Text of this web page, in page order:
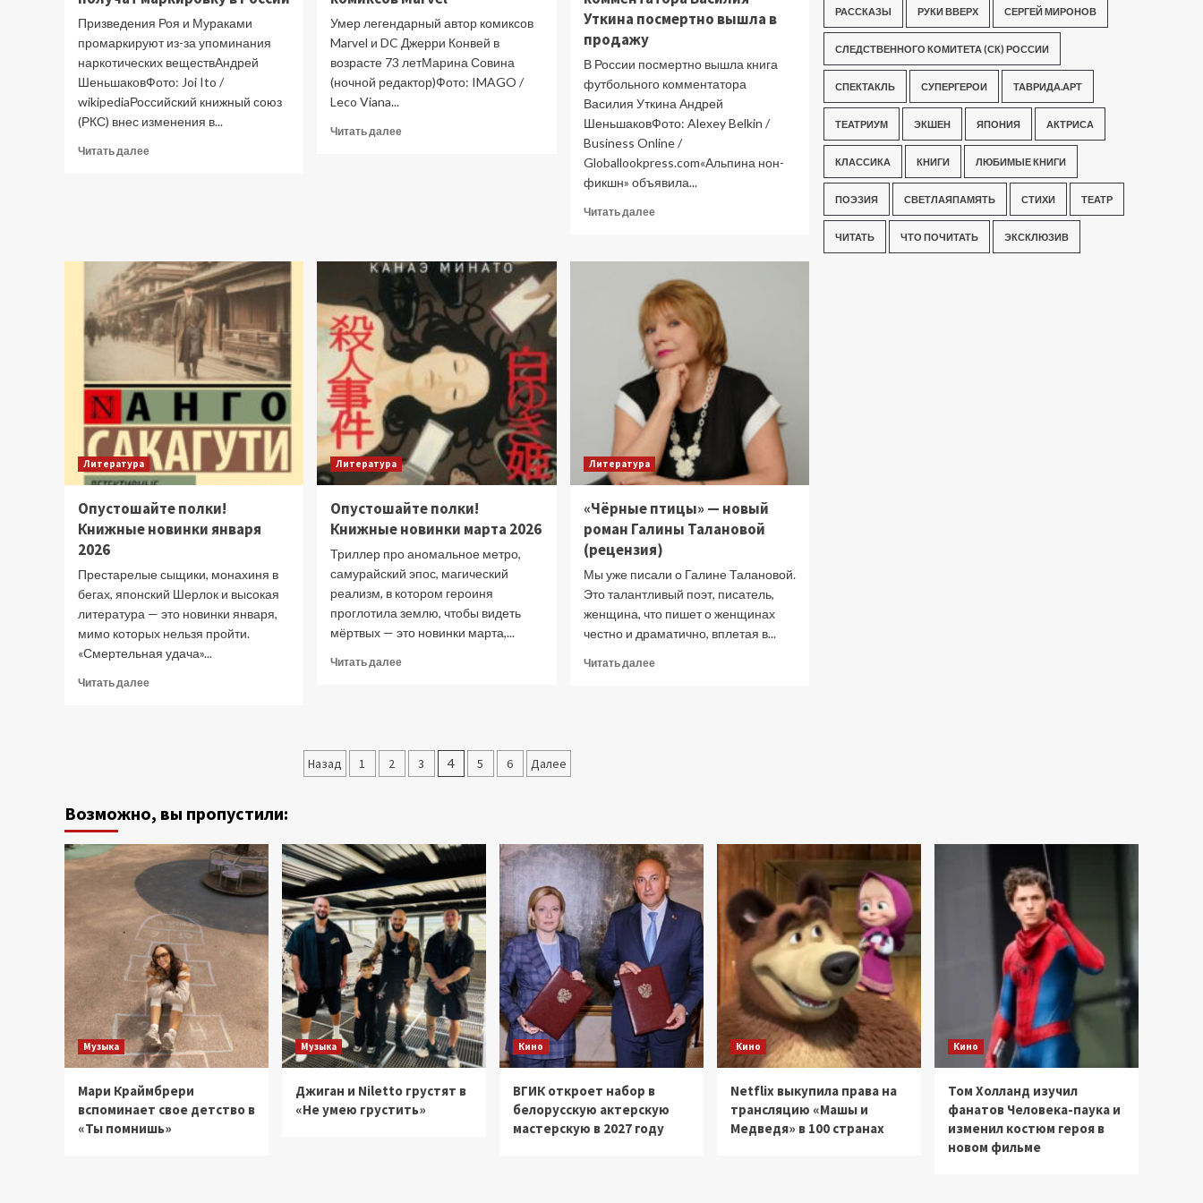
Призведения Роя и Мураками
промаркируют из-за упоминания
наркотических веществАндрей
ШеньшаковФото: Joi Ito /
wikipediaРоссийский книжный союз
(РКС) внес изменения в...
Читать далееПрочитать
получат
маркировку
в
России
Умер легендарный автор комиксов
Marvel и DC Джерри Конвей в
возрасте 73 летМарина Совина
(ночной редактор)Фото: IMAGO /
Leco Viana...
Читать далееПрочитать
Уткина посмертно вышла в
продажу
В России посмертно вышла книга
футбольного комментатора
Василия Уткина Андрей
ШеньшаковФото: Alexey Belkin /
Business Online /
Globallookpress.com«Альпина нон-
фикшн» объявила...
Читать далееПрочитать
Книга
культового
комментатора
Василия
Уткина
посмертно
вышла
в
продажу
Литература
Опустошайте полки!
Книжные новинки января
2026
Престарелые сыщики, монахиня в
бегах, японский Шерлок и высокая
литература — это новинки января,
мимо которых нельзя пройти.
«Смертельная удача»...
Читать далееПрочитать
2026
Литература
Опустошайте полки!
Книжные новинки марта 2026
Триллер про аномальное метро,
самурайский эпос, магический
реализм, в котором героиня
проглотила землю, чтобы видеть
мёртвых — это новинки марта,...
Читать далееПрочитать
новинки
марта
Литература
«Чёрные птицы» — новый
роман Галины Талановой
(рецензия)
Мы уже писали о Галине Талановой.
Это талантливый поэт, писатель,
женщина, что пишет о женщинах
честно и драматично, вплетая в...
Читать далееПрочитать
Пагинация
Назад 1 2 3 4 5 6 Далее
РАССКАЗЫ РУКИ ВВЕРХ СЕРГЕЙ МИРОНОВ
СЛЕДСТВЕННОГО КОМИТЕТА (СК) РОССИИ
СПЕКТАКЛЬ СУПЕРГЕРОИ ТАВРИДА.АРТ
ТЕАТРИУМ ЭКШЕН ЯПОНИЯ АКТРИСА
КЛАССИКА КНИГИ ЛЮБИМЫЕ КНИГИ
ПОЭЗИЯ СВЕТЛАЯПАМЯТЬ СТИХИ ТЕАТР
ЧИТАТЬ ЧТО ПОЧИТАТЬ ЭКСКЛЮЗИВ
Возможно, вы пропустили:
Музыка
Мари Краймбрери
вспоминает свое детство в
«Ты помнишь»
Музыка
Джиган и Niletto грустят в
«Не умею грустить»
Кино
ВГИК откроет набор в
белорусскую актерскую
мастерскую в 2027 году
Кино
Netflix выкупила права на
трансляцию «Машы и
Медведя» в 100 странах
Кино
Том Холланд изучил
фанатов Человека-паука и
изменил костюм героя в
новом фильме